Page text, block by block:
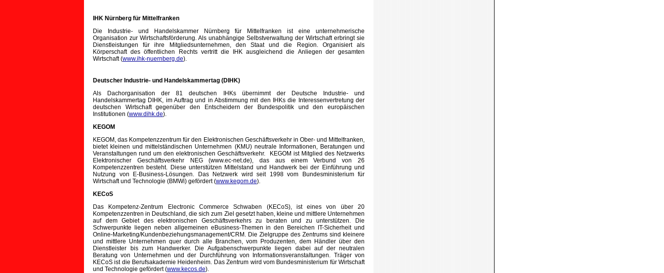
IHK Nürnberg für Mittelfranken
Die Industrie- und Handelskammer Nürnberg für Mittelfranken ist eine unternehmerische
Organisation zur Wirtschaftsförderung. Als unabhängige Selbstverwaltung der Wirtschaft erbringt sie
Dienstleistungen für ihre Mitgliedsunternehmen, den Staat und die Region. Organisiert als
Körperschaft des öffentlichen Rechts vertritt die IHK ausgleichend die Anliegen der gesamten
Wirtschaft (www.ihk-nuernberg.de).
Deutscher Industrie- und Handelskammertag (DIHK)
Als Dachorganisation der 81 deutschen IHKs übernimmt der Deutsche Industrie- und
Handelskammertag DIHK, im Auftrag und in Abstimmung mit den IHKs die Interessenvertretung der
deutschen Wirtschaft gegenüber den Entscheidern der Bundespolitik und den europäischen
Institutionen (www.dihk.de).
KEGOM
KEGOM, das Kompetenzzentrum für den Elektronischen Geschäftsverkehr in Ober- und Mittelfranken,
bietet kleinen und mittelständischen Unternehmen (KMU) neutrale Informationen, Beratungen und
Veranstaltungen rund um den elektronischen Geschäftsverkehr. KEGOM ist Mitglied des Netzwerks
Elektronischer Geschäftsverkehr NEG (www.ec-net.de), das aus einem Verbund von 26
Kompetenzzentren besteht. Diese unterstützen Mittelstand und Handwerk bei der Einführung und
Nutzung von E-Business-Lösungen. Das Netzwerk wird seit 1998 vom Bundesministerium für
Wirtschaft und Technologie (BMWi) gefördert (www.kegom.de).
KECoS
Das Kompetenz-Zentrum Electronic Commerce Schwaben (KECoS), ist eines von über 20
Kompetenzzentren in Deutschland, die sich zum Ziel gesetzt haben, kleine und mittlere Unternehmen
auf dem Gebiet des elektronischen Geschäftsverkehrs zu beraten und zu unterstützen. Die
Schwerpunkte liegen neben allgemeinen eBusiness-Themen in den Bereichen IT-Sicherheit und
Online-Marketing/Kundenbeziehungsmanagement/CRM. Die Zielgruppe des Zentrums sind kleinere
und mittlere Unternehmen quer durch alle Branchen, vom Produzenten, dem Händler über den
Dienstleister bis zum Handwerker. Die Aufgabenschwerpunkte liegen dabei auf der neutralen
Beratung von Unternehmen und der Durchführung von Informationsveranstaltungen. Träger von
KECoS ist die Berufsakademie Heidenheim. Das Zentrum wird vom Bundesministerium für Wirtschaft
und Technologie gefördert (www.kecos.de).